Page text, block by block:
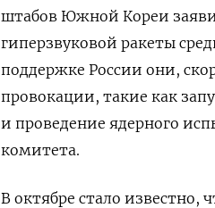
штабов Южной Кореи
гиперзвуковой ракеты
поддержке России они,
провокации, такие как
и проведение ядерного
комитета.
В октябре стало известно,